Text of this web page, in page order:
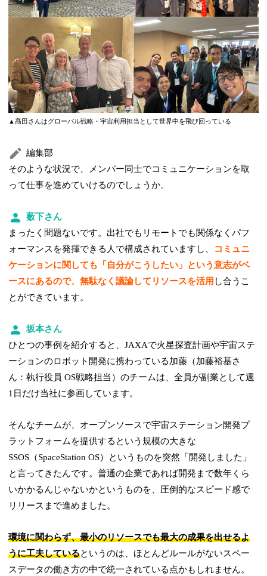
▲髙田さんはグローバル戦略・宇宙利用担当として世界中を飛び回っている
編集部
そのような状況で、メンバー同士でコミュニケーションを取
って仕事を進めていけるのでしょうか。
薮下さん
まったく問題ないです。出社でもリモートでも関係なくパフ
ォーマンスを発揮できる人で構成されていますし、
コミュニ
ケーションに関しても「自分がこうしたい」という意志がベ
ースにあるので、無駄なく議論してリソースを活用 し合うこ
とができています。
坂本さん
ひとつの事例を紹介すると、JAXAで火星探査計画や宇宙ステ
ーションのロボット開発に携わっている加藤（加藤裕基さ
ん：執行役員 OS戦略担当）のチームは、全員が副業として週
1日だけ当社に参画しています。
そんなチームが、オープンソースで宇宙ステーション開発プ
ラットフォームを提供するという規模の大きな
SSOS（SpaceStation OS）というものを突然「開発しました」
と言ってきたんです。普通の企業であれば開発まで数年くら
いかかるんじゃないかというものを、圧倒的なスピード感で
リリースまで進めました。
環境に関わらず、最小のリソースでも最大の成果を出せるよ
うに工夫しているというのは、ほとんどルールがないスペー
スデータの働き方の中で統一されている点かもしれません。